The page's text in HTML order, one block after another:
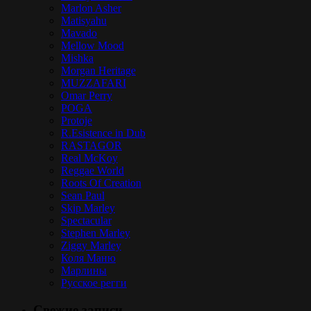
Marlon Asher
Matisyahu
Mavado
Mellow Mood
Mishka
Morgan Heritage
MUZZAFARI
Omar Perry
POGA
Protoje
R.Esistence in Dub
RASTAGOR
Real McKoy
Reggae World
Roots Of Creation
Sean Paul
Skip Marley
Spectacular
Stephen Marley
Ziggy Marley
Коля Маню
Марлины
Русское регги